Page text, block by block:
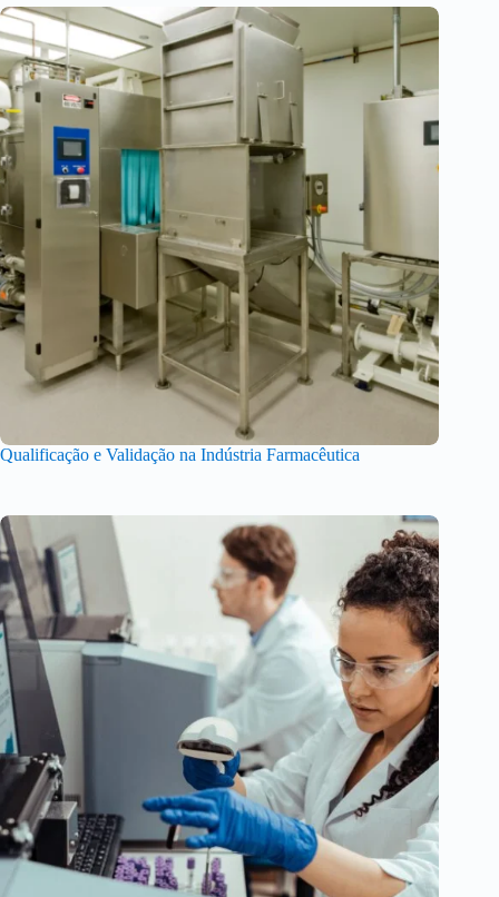
Qualificação e Validação na Indústria Farmacêutica